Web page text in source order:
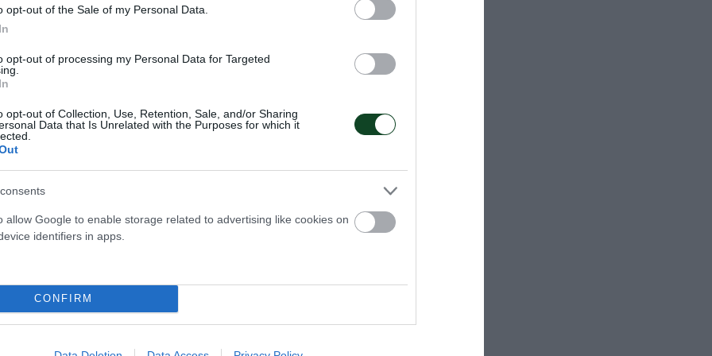
opt-out of the Sale of my Personal Data.
opt-out of processing my Personal Data for Targeted
opt-out of Collection, Use, Retention, Sale, and/or Sharing
Data that Is Unrelated with the Purposes for which it
allow Google to enable storage related to advertising like cookies on
identifiers in apps.
CONFIRM
απονομή τιμητικής πλακέτας από τον ΠΑΣΑΠ μέσω της
κ. Αθηνάς Παπαφωτίου ενώ κατόπιν δύο κορίτσια από τον
Σύλλογο «Τέχνη και πολιτισμός» παρέδωσαν τα δικά τους
13 Πελοποννήσου παρέδωσε τη δική της τιμητική πλακέτα
Ρούξι για την προσφορά στον Σύλλογο.
του Τάφου υπήρξε η προσωπογραφία της και ένα
που έγραφε «Βασίλειο ο Τάφος του Ινδού και Βασίλισσα του
ότι μετά το πρώτο σερβίς κρατήθηκε ενός λεπτού σιγή
αρχηγό.